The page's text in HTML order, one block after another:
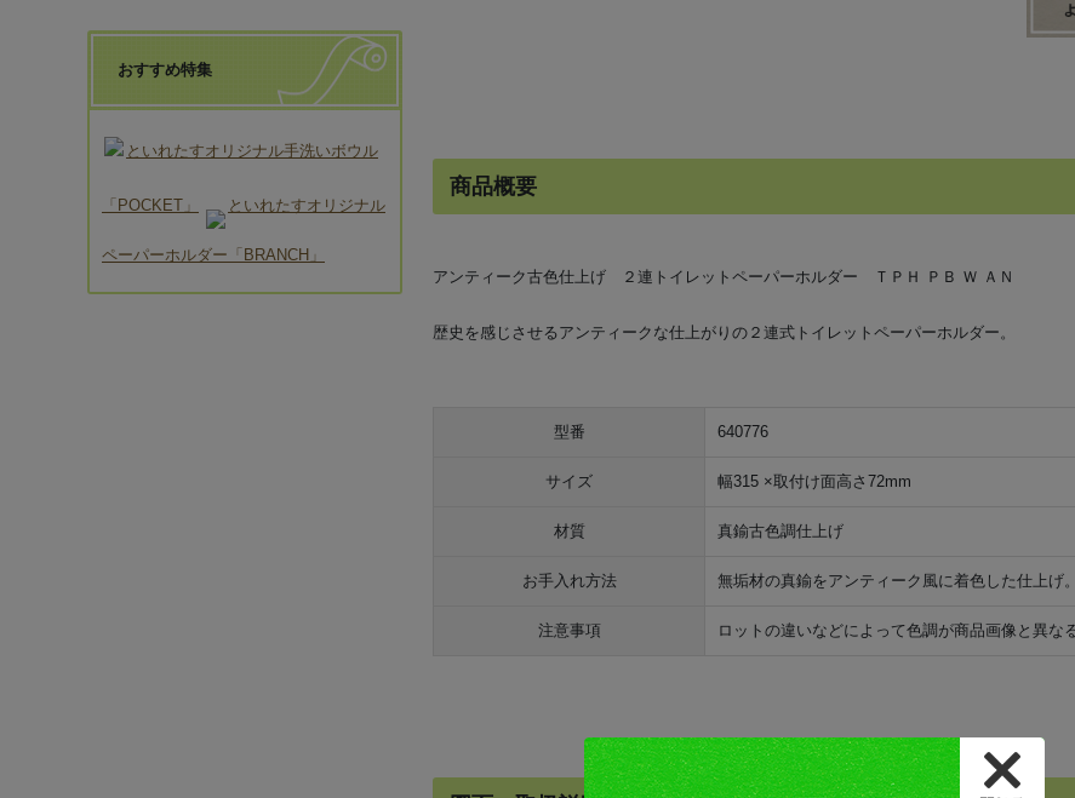
商品概要
アンティーク古色仕上げ ２連トイレットペーパーホルダー ＴＰＨ ＰＢ Ｗ ＡＮ
歴史を感じさせるアンティークな仕上がりの２連式トイレットペーパーホルダー。
型番 640776
サイズ 幅315 ×取付け面高さ72mm
材質 真鍮古色調仕上げ
お手入れ方法 無垢材の真鍮をアンティーク風に着色した仕上げ
注意事項 ロットの違いなどによって色調が商品画像と異な
おすすめ特集
といれたすオリジナル手洗いボウル
「POCKET」 といれたすオリジナル
ペーパーホルダー「BRANCH」